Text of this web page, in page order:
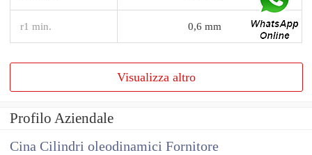
r1 min. 0,6 mm
Visualizza altro
Profilo Aziendale
Cina Cilindri oleodinamici Fornitore